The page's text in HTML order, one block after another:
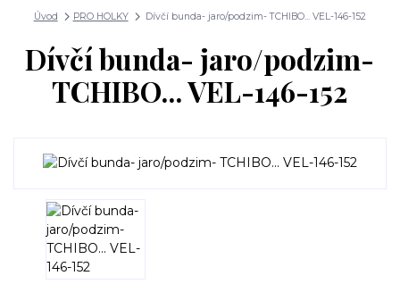
Úvod PRO HOLKY Dívčí bunda- jaro/podzim- TCHIBO... VEL-146-152
Dívčí bunda- jaro/podzim-
TCHIBO... VEL-146-152